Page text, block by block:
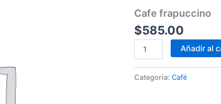
Cafe frapuccino
$585.00
Añadir al
Categoría: Café